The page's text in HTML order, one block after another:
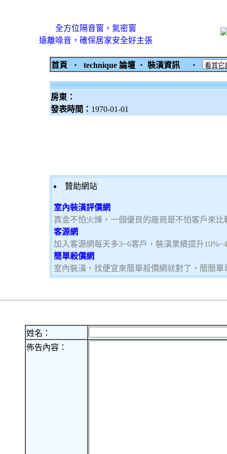
全方位隔音窗，氣密窗
遠離噪音，確保居家安全好主張
首頁 ‧ technique 論壇 ‧ 裝潢資訊 ‧
房東：
發表時間： 1970-01-01
贊助網站
室內裝潢評價網
真金不怕火煉，一個優良的廠商是不怕客戶來
客源網
加入客源網每天多3~6客戶，裝潢業績提升
簡單殺價網
室內裝潢，找便宜來簡單殺價網就對了，簡簡
姓名：
佈告內容：